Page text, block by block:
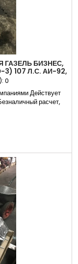
ГАЗЕЛЬ БИЗНЕС,
107 Л.С. АИ-92,
0
Действует
расчет,
в надежной
Двигатель
41 (107 л.с.),
2705,...